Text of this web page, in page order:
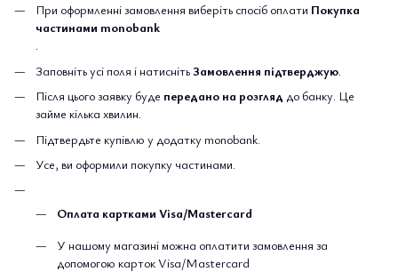
При оформленні замовлення виберіть спосіб оплати Покупка
частинами monobank
.
Заповніть усі поля і натисніть Замовлення підтверджую
Після цього заявку буде передано на розгляд до банку. Це
займе кілька хвилин.
Підтвердьте купівлю у додатку monobank.
Усе, ви оформили покупку частинами.
Оплата картками Visa/Mastercard
У нашому магазині можна оплатити замовлення за
допомогою карток Visa/Mastercard